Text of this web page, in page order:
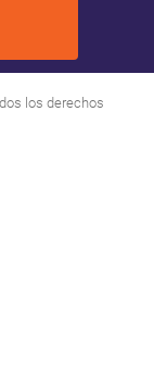
los derechos